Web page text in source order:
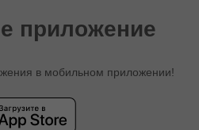
приложение
в мобильном приложении!